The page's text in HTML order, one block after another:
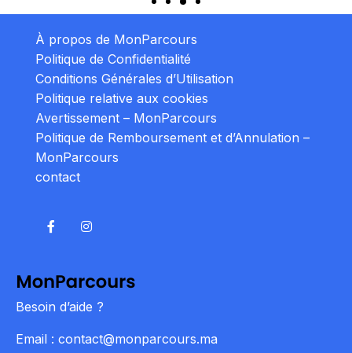
À propos de MonParcours
Politique de Confidentialité
Conditions Générales d’Utilisation
Politique relative aux cookies
Avertissement – MonParcours
Politique de Remboursement et d’Annulation –
MonParcours
contact
Besoin d’aide ?
Email : contact@monparcours.ma